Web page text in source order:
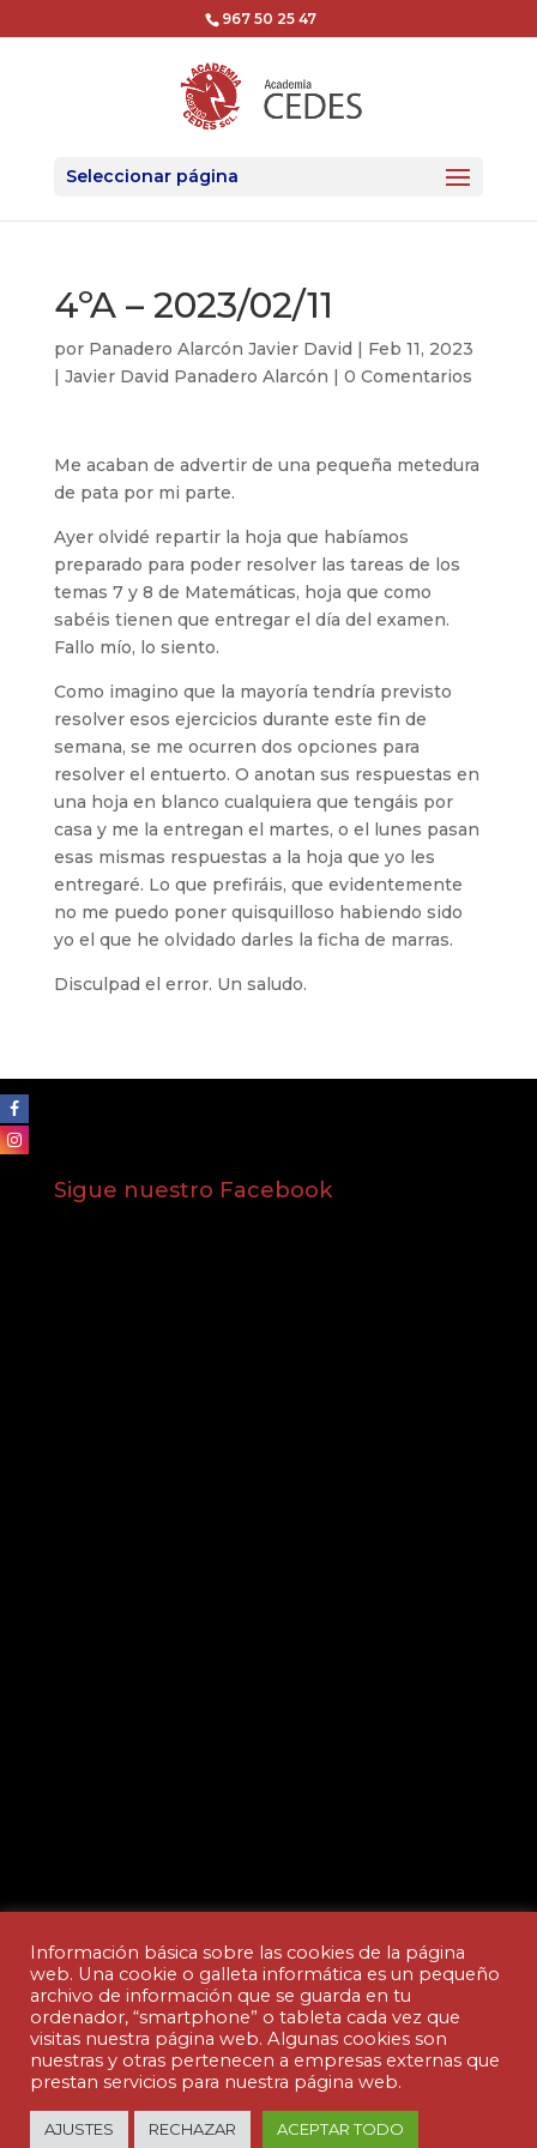
967 50 25 47
Seleccionar página
4ºA – 2023/02/11
por Panadero Alarcón Javier David | Feb 11, 2023
| Javier David Panadero Alarcón | 0 Comentarios
Me acaban de advertir de una pequeña metedura
de pata por mi parte.
Ayer olvidé repartir la hoja que habíamos
preparado para poder resolver las tareas de los
temas 7 y 8 de Matemáticas, hoja que como
sabéis tienen que entregar el día del examen.
Fallo mío, lo siento.
Como imagino que la mayoría tendría previsto
resolver esos ejercicios durante este fin de
semana, se me ocurren dos opciones para
resolver el entuerto. O anotan sus respuestas en
una hoja en blanco cualquiera que tengáis por
casa y me la entregan el martes, o el lunes pasan
esas mismas respuestas a la hoja que yo les
entregaré. Lo que prefiráis, que evidentemente
no me puedo poner quisquilloso habiendo sido
yo el que he olvidado darles la ficha de marras.
Disculpad el error. Un saludo.
Sigue nuestro Facebook
Aviso legal y Política de privacidad
© Copyright - ACADEMIA CEDES | made by
Información básica sobre las cookies de la página
web. Una cookie o galleta informática es un pequeño
archivo de información que se guarda en tu
ordenador, “smartphone” o tableta cada vez que
visitas nuestra página web. Algunas cookies son
nuestras y otras pertenecen a empresas externas que
prestan servicios para nuestra página web.
AJUSTES RECHAZAR ACEPTAR TODO